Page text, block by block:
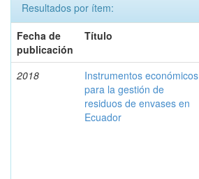
Resultados por ítem:
Fecha de
publicación
Título
2018
Instrumentos económicos
para la gestión de
residuos de envases en
Ecuador